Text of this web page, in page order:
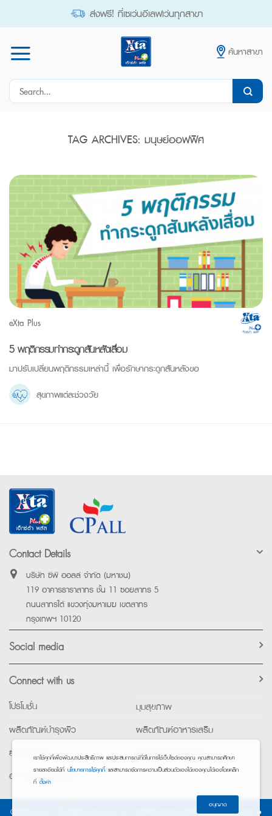
ส่งฟรี! ที่เซเว่นอีเลฟเว่นทุกสาขา
ค้นหาสาขา
Search
TAG ARCHIVES: มนุษย์ออฟฟิศ
eXta Plus
5 พฤติกรรมทำกระดูกสันหลังเสื่อม
มาปรับเปลี่ยนพฤติกรรมเหล่านี้ เพื่อรักษากระดูกสันหลังขอ
สุขภาพแต่ละช่วงวัย
Contact Details
บริษัท ซีพี ออลล์ จำกัด (มหาชน)
119 อาคารธาราสาทร ชั้น 11 ซอยสาทร 5
ถนนสาทรใต้ แขวงทุ่งมหาเมฆ เขตสาทร
กรุงเทพฯ 10120
Social media
Connect with us
โปรโมชั่น
มุมสุขภาพ
ผลิตภัณฑ์บำรุงผิว
ผลิตภัณฑ์อาหารเสริม
ยาใช้เฉพาะที่
อุปกรณ์เพื่อสุขภาพ
อาหารทางการแพทย์
©2026 Exta. All Rights Reserved. • การแจ้งการประมวลผลข้อมูลส่วนบุคคล •
เราใช้คุกกี้เพื่อพัฒนาประสิทธิภาพ และประสบการณ์ที่ดีในการใช้เว็บไซต์ของคุณ คุณสามารถศึกษา
รายละเอียดได้ที่ นโยบายการใช้คุกกี้ และสามารถจัดการความเป็นส่วนตัวเองได้ของคุณได้เองโดยคลิก
ที่ ตั้งค่า
อนุญาต